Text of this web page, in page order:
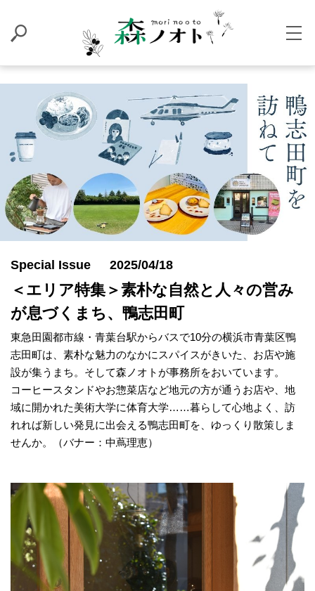
Special Issue 2025/04/18
＜エリア特集＞素朴な自然と人々の営み
が息づくまち、鴨志田町
東急田園都市線・青葉台駅からバスで10分の横浜市青葉区鴨
志田町は、素朴な魅力のなかにスパイスがきいた、お店や施
設が集うまち。そして森ノオトが事務所をおいています。
コーヒースタンドやお惣菜店など地元の方が通うお店や、地
域に開かれた美術大学に体育大学……暮らして心地よく、訪
れれば新しい発見に出会える鴨志田町を、ゆっくり散策しま
せんか。（バナー：中蔦理恵）